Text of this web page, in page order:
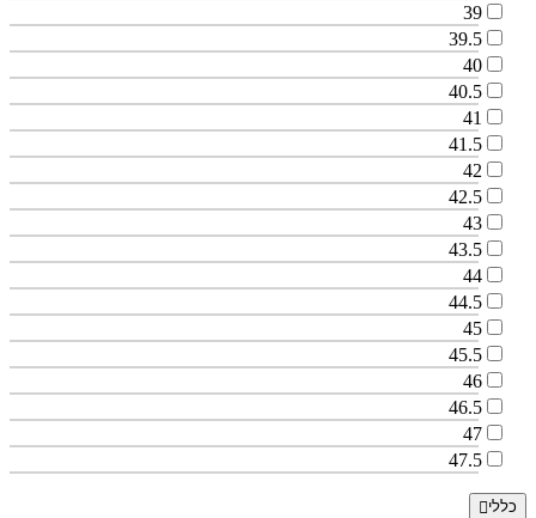
39
39.5
40
40.5
41
41.5
42
42.5
43
43.5
44
44.5
45
45.5
46
46.5
47
47.5
כללי